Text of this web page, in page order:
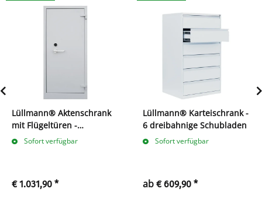
Lüllmann® Aktenschrank
mit Flügeltüren -
feuergeschützt - 4
Sofort verfügbar
€ 1.031,90 *
Lüllmann® Karteischrank -
6 dreibahnige Schubladen
Sofort verfügbar
ab € 609,90 *